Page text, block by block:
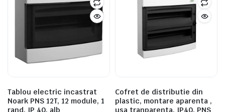
Tablou electric incastrat
Noark PNS 12T, 12 module, 1
rand, IP 40, alb
Cofret de distributie din
plastic, montare aparenta ,
usa tranparenta, IP40, PNS